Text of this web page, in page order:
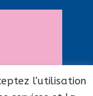
l'utilisation